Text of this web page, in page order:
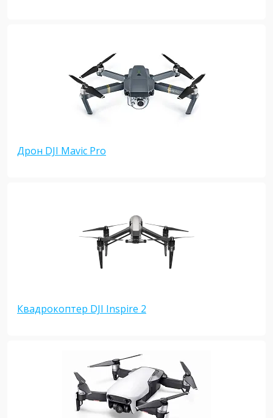
Дрон DJI Mavic Pro
Квадрокоптер DJI Inspire 2